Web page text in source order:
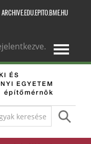
ARCHIVE.EDU.EPITO.BME.HU
ÉS
EGYETEM